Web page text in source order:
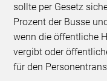
sollte per Gesetz
Prozent der Busse
wenn die öffentliche
vergibt oder
für den